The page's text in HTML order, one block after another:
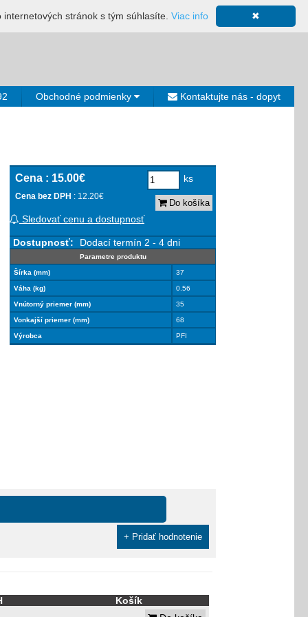
Mapa stránky Výkup ložísk Neplatiči
Obchodné podmienky Kontaktujte nás - dopyt
Cena : 15.00€ ks
Cena bez DPH : 12.20€
Do košíka
Sledovať cenu a dostupnosť
Dostupnosť: Dodací termín 2 - 4 dni
Parametre produktu
Šírka (mm) 37
Váha (kg) 0.56
Vnútorný priemer (mm) 35
Vonkajší priemer (mm) 68
Výrobca PFI
+ Pridať hodnotenie
Košík
✖
stránok s tým súhlasíte. Viac info